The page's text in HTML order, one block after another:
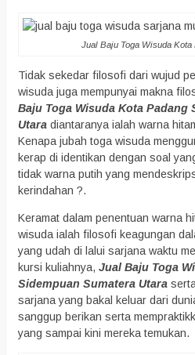
Jual Baju Toga Wisuda Kota
Tidak sekedar filosofi dari wujud
wisuda juga mempunyai makna
Baju Toga Wisuda Kota Padang
Utara diantaranya ialah warna
Kenapa jubah toga wisuda
kerap di identikan dengan soal
tidak warna putih yang
kerindahan ?.
Keramat dalam penentuan warna
wisuda ialah filosofi keagungan
yang udah di lalui sarjana waktu
kursi kuliahnya, Jual Baju Toga
Sidempuan Sumatera Utara
sarjana yang bakal keluar dari
sanggup berikan serta
yang sampai kini mereka temukan.